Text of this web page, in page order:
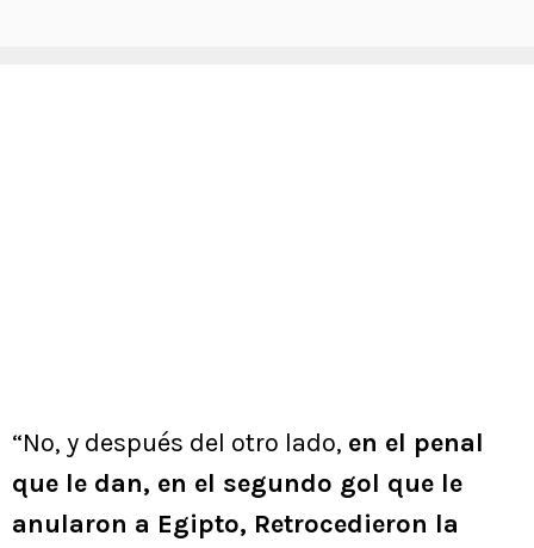
“No, y después del otro lado, en el penal
que le dan, en el segundo gol que le
anularon a Egipto, Retrocedieron la